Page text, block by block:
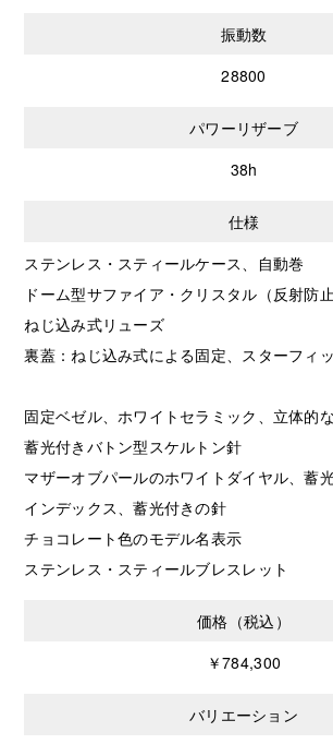
振動数
28800
パワーリザーブ
38h
仕様
ステンレス・スティールケース、自動巻
ドーム型サファイア・クリスタル（反射防止
ねじ込み式リューズ
裏蓋：ねじ込み式による固定、スターフィ
固定ベゼル、ホワイトセラミック、立体的
蓄光付きバトン型スケルトン針
マザーオブパールのホワイトダイヤル、蓄
インデックス、蓄光付きの針
チョコレート色のモデル名表示
ステンレス・スティールブレスレット
価格（税込）
￥784,300
バリエーション